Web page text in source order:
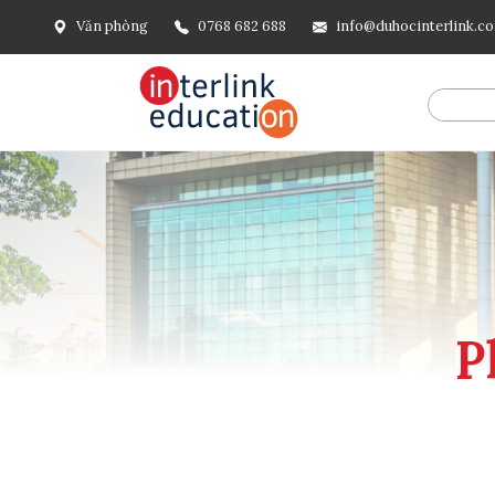
Văn phòng 0768 682 688
@include('frontend.layouts.schema-org', [ 'type' =>
url('/'), ], [ '@type' => 'ListItem', 'position' => 2, 'name' =>
=> url()->current(), ], ], ], ])